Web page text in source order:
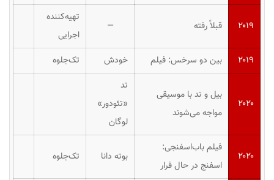
۲۰۱۹ قبلاً رفته —
تهیه‌کننده
اجرایی
۲۰۱۹
بین دو سرخس: فیلم خودش تک‌جلوه
۲۰۲۰
بیل و تد با موسیقی
مواجه می‌شوند
تد
«تئودور»
لوگان
۲۰۲۰
فیلم باب‌اسفنجی:
اسفنج در حال فرار
بوته دانا تک‌جلوه